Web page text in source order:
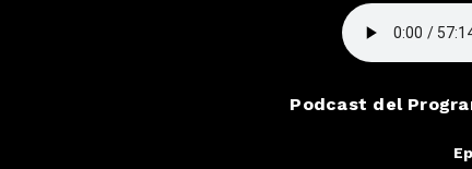
Podcast del